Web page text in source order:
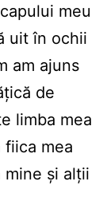
meu
uit în ochii
am ajuns
de
limba mea
mea
și alții